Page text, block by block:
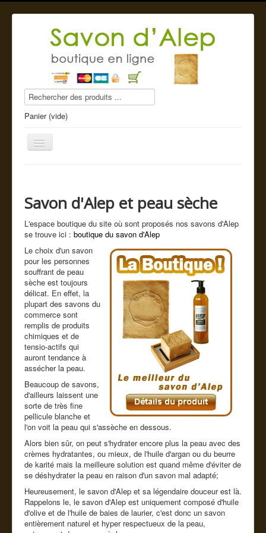
Panier (vide)
Savon d'Alep
Produits beauté
Compléments alimentaires
Cde tel
Guide conseil
Savon d'Alep et peau sèche
L'espace boutique du site où sont proposés nos savons d'Alep
se trouve ici : boutique du savon d'Alep
Le choix d'un savon
pour les personnes
souffrant de peau
sèche est toujours
délicat. En effet, la
plupart des savons du
commerce sont
remplis de produits
chimiques et de
tensio-actifs qui
auront tendance à
assécher la peau.
Beaucoup de savons,
d'ailleurs laissent une
sorte de très fine
pellicule blanche et
l'on voit la peau qui s'assèche en dessous.
Alors bien sûr, on peut s'hydrater encore plus la peau avec des
crèmes hydratantes, ou mieux, de l'huile d'argan ou du beurre
de karité mais la meilleure solution est quand même d'éviter de
se déshydrater la peau en raison d'un savon mal adapté;
Heureusement, le savon d'Alep et sa légendaire douceur est là.
Rappelons le, le savon d'Alep est uniquement composé d'huile
d'olive et de l'huile de baies de laurier, c'est donc un savon
entièrement naturel et hyper respectueux de la peau,